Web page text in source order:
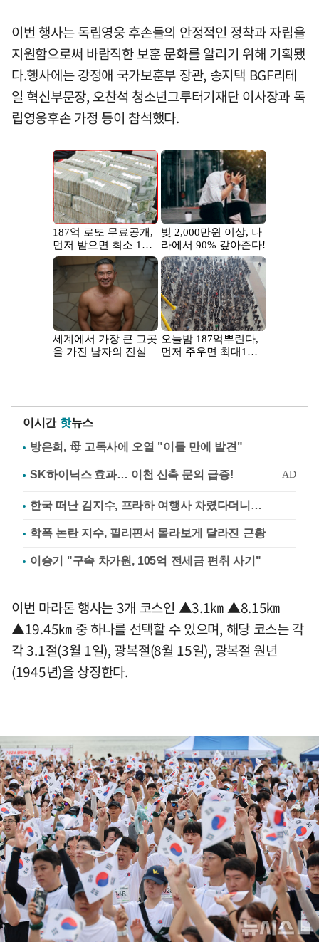
이번 행사는 독립영웅 후손들의 안정적인 정착과 자립을
지원함으로써 바람직한 보훈 문화를 알리기 위해 기획됐
다.행사에는 강정애 국가보훈부 장관, 송지택 BGF리테
일 혁신부문장, 오찬석 청소년그루터기재단 이사장과 독
립영웅후손 가정 등이 참석했다.
이시간 핫뉴스
방은희, 母 고독사에 오열 "이틀 만에 발견"
한국 떠난 김지수, 프라하 여행사 차렸다더니…
학폭 논란 지수, 필리핀서 몰라보게 달라진 근황
이승기 "구속 차가원, 105억 전세금 편취 사기"
이번 마라톤 행사는 3개 코스인 ▲3.1㎞ ▲8.15㎞
▲19.45㎞ 중 하나를 선택할 수 있으며, 해당 코스는 각
각 3.1절(3월 1일), 광복절(8월 15일), 광복절 원년
(1945년)을 상징한다.